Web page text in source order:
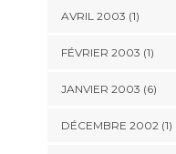
AVRIL 2003 (1)
FÉVRIER 2003 (1)
JANVIER 2003 (6)
DÉCEMBRE 2002 (1)